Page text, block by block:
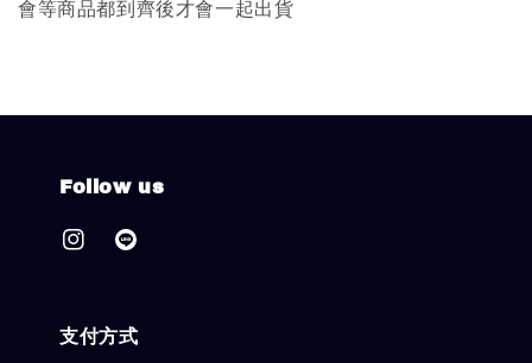
會等商品都到齊後才會一起出貨
Follow us
支付方式